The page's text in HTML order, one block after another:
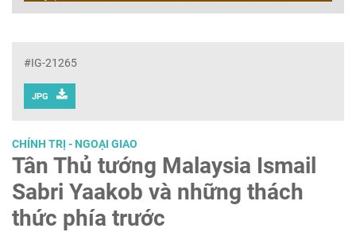
#IG-21265
JPG
CHÍNH TRỊ - NGOẠI GIAO
Tân Thủ tướng Malaysia Ismail
Sabri Yaakob và những thách
thức phía trước